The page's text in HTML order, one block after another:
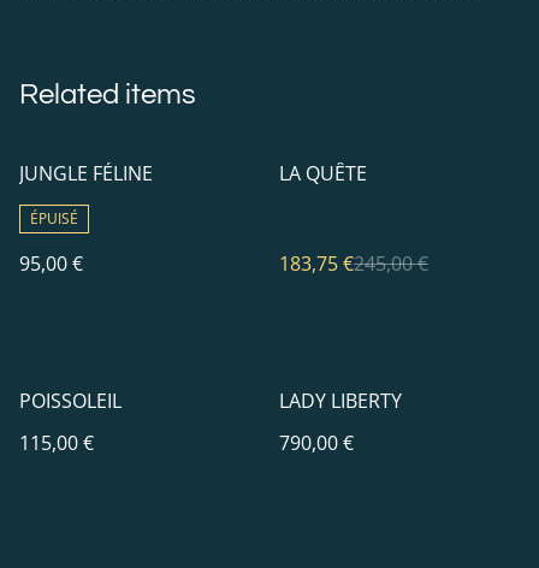
Related items
JUNGLE FÉLINE
ÉPUISÉ
95,00 €
%
LA QUÊTE
183,75 €245,00 €
POISSOLEIL
115,00 €
LADY LIBERTY
790,00 €